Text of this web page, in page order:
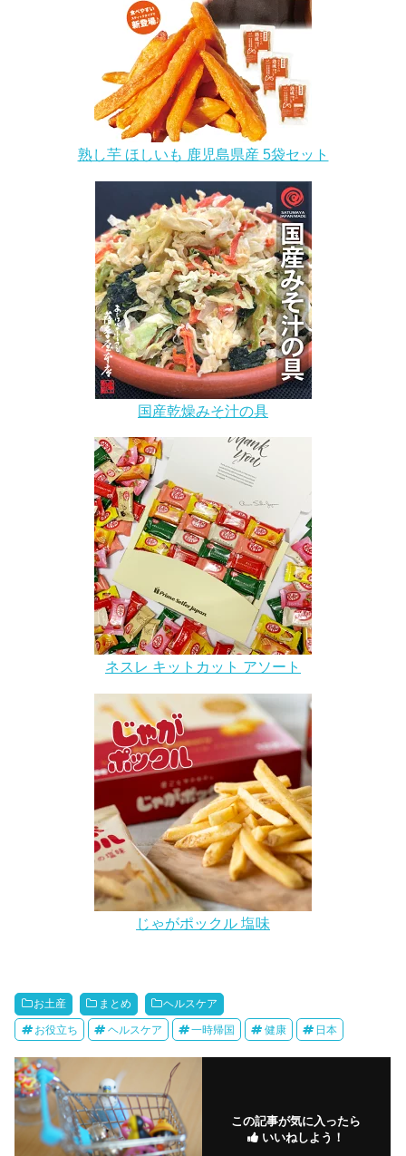
熟し芋 ほしいも 鹿児島県産 5袋セット
国産乾燥みそ汁の具
ネスレ キットカット アソート
じゃがポックル 塩味
お土産 まとめ ヘルスケア
お役立ち ヘルスケア 一時帰国 健康 日本
この記事が気に入ったら
いいねしよう！